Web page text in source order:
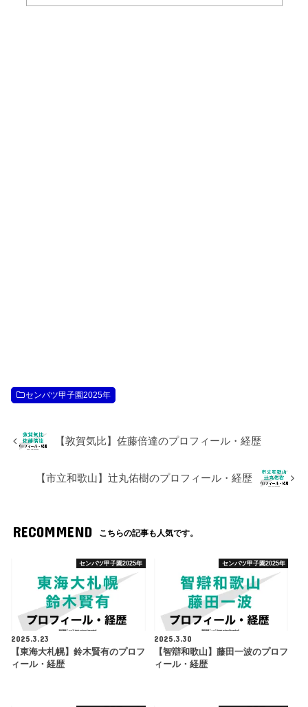
センバツ甲子園2025年
【敦賀気比】佐藤倍達のプロフィール・経歴
【市立和歌山】辻丸佑樹のプロフィール・経歴
RECOMMEND こちらの記事も人気です。
センバツ甲子園2025年
2025.3.23
【東海大札幌】鈴木賢有のプロフ
ィール・経歴
センバツ甲子園2025年
2025.3.30
【智辯和歌山】藤田一波のプロフ
ィール・経歴